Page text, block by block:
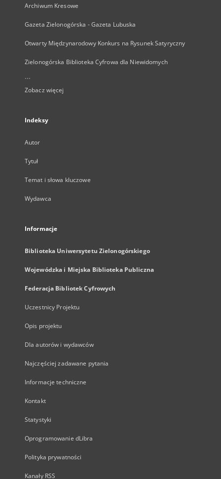
Archiwum Kresowe
Gazeta Zielonogórska - Gazeta Lubuska
Otwarty Międzynarodowy Konkurs na Rysunek Satyryczny
Zielonogórska Biblioteka Cyfrowa dla Niewidomych
...
Zobacz więcej
Indeksy
Autor
Tytuł
Temat i słowa kluczowe
Wydawca
Informacje
Biblioteka Uniwersytetu Zielonogórskiego
Wojewódzka i Miejska Biblioteka Publiczna
Federacja Bibliotek Cyfrowych
Uczestnicy Projektu
Opis projektu
Dla autorów i wydawców
Najczęściej zadawane pytania
Informacje techniczne
Kontakt
Statystyki
Oprogramowanie dLibra
Polityka prywatności
Kanały RSS